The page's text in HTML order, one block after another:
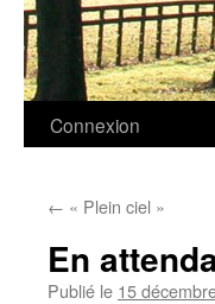
Connexion
← « Plein ciel »
En
Publié le 15